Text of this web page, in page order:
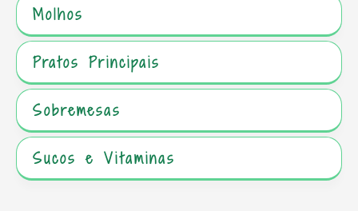
Molhos
Pratos Principais
Sobremesas
Sucos e Vitaminas